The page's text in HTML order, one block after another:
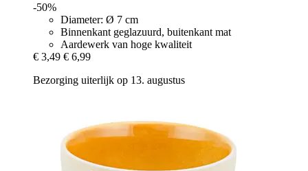
-50%
Diameter: Ø 7 cm
Binnenkant geglazuurd, buitenkant mat
Aardewerk van hoge kwaliteit
€ 3,49 € 6,99
Bezorging uiterlijk op 13. augustus